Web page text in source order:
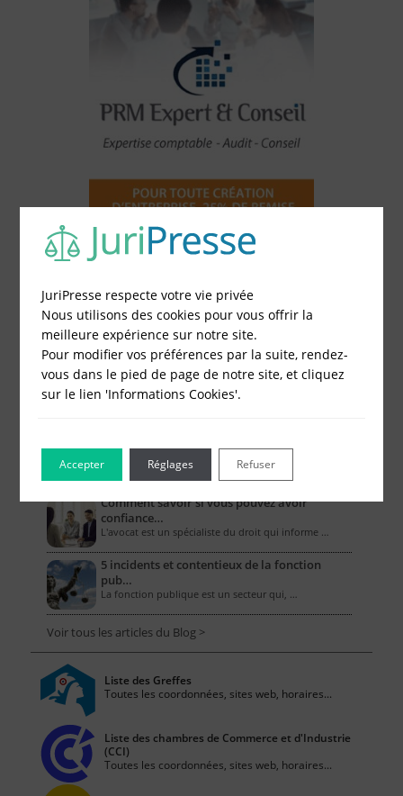
Combien coûte un compte bancaire
professionne…
L’ouverture d’un compte bancaire professionnel …
Comment la RC pro couvre-t-elle les biens
mat…
Comment savoir si vous pouvez avoir
confiance…
L'avocat est un spécialiste du droit qui informe …
5 incidents et contentieux de la fonction
pub…
La fonction publique est un secteur qui, …
Voir tous les articles du Blog >
Liste des Greffes
Toutes les coordonnées, sites web, horaires...
Liste des chambres de Commerce et d'Industrie
(CCI)
Toutes les coordonnées, sites web, horaires...
JuriPresse respecte votre vie privée
Nous utilisons des cookies pour vous offrir la
meilleure expérience sur notre site.
Pour modifier vos préférences par la suite, rendez-
vous dans le pied de page de notre site, et cliquez
sur le lien 'Informations Cookies'.
Accepter Refuser
Réglages